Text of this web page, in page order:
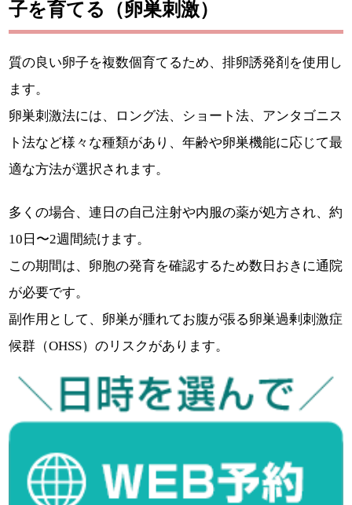
子を育てる（卵巣刺激）
質の良い卵子を複数個育てるため、排卵誘発剤を使用し
ます。
卵巣刺激法には、ロング法、ショート法、アンタゴニス
ト法など様々な種類があり、年齢や卵巣機能に応じて最
適な方法が選択されます。
多くの場合、連日の自己注射や内服の薬が処方され、約
10日〜2週間続けます。
この期間は、卵胞の発育を確認するため数日おきに通院
が必要です。
副作用として、卵巣が腫れてお腹が張る卵巣過剰刺激症
候群（OHSS）のリスクがあります。